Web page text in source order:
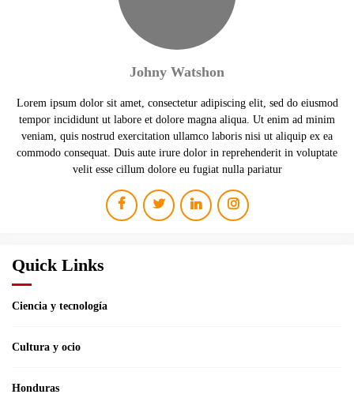
Johny Watshon
Lorem ipsum dolor sit amet, consectetur adipiscing elit, sed do eiusmod
tempor incididunt ut labore et dolore magna aliqua. Ut enim ad minim
veniam, quis nostrud exercitation ullamco laboris nisi ut aliquip ex ea
commodo consequat. Duis aute irure dolor in reprehenderit in voluptate
velit esse cillum dolore eu fugiat nulla pariatur
Quick Links
Ciencia y tecnología
Cultura y ocio
Honduras